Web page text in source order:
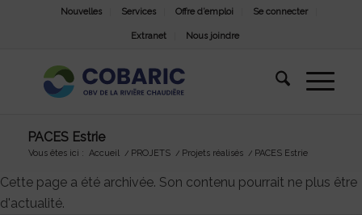
Nouvelles Services Offre d’emploi Se connecter
Extranet Nous joindre
PACES Estrie
Vous êtes ici : Accueil / PROJETS / Projets réalisés / PACES Estrie
Cette page a été archivée. Son contenu pourrait ne plus être
d'actualité.